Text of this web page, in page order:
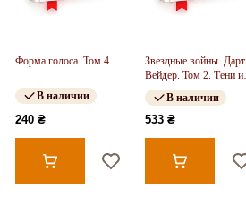
Форма голоса. Том 4
В наличии
240 ₴
Звездные войны. Дарт
Вейдер. Том 2. Тени и
тайны
В наличии
533 ₴